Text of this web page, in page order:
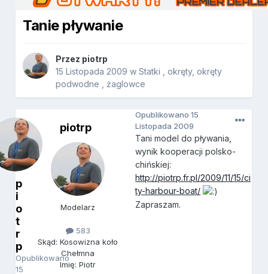
Tanie pływanie
Przez piotrp
15 Listopada 2009 wStatki , okręty, okręty
podwodne , żaglowce
p
i
o
t
r
p
Opublikowano
15
piotrp
Modelarz
583
Skąd: Kosowizna koło
Chełmna
Imię: Piotr
Opublikowano15
Listopada 2009
Tani model do pływania,
wynik kooperacji polsko-
chińskiej:
http://piotrp.fr.pl/2009/11/15/ci
ty-harbour-boat/
Zapraszam.